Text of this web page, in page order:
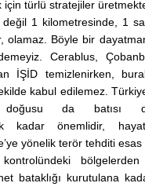
için türlü stratejiler
değil 1 kilometresinde, 1
olamaz. Böyle bir
Cerablus,
İŞİD temizlenirken,
kabul edilemez.
doğusu da batısı
kadar önemlidir,
yönelik terör tehditi
bölgelerden
bataklığı kurutulana